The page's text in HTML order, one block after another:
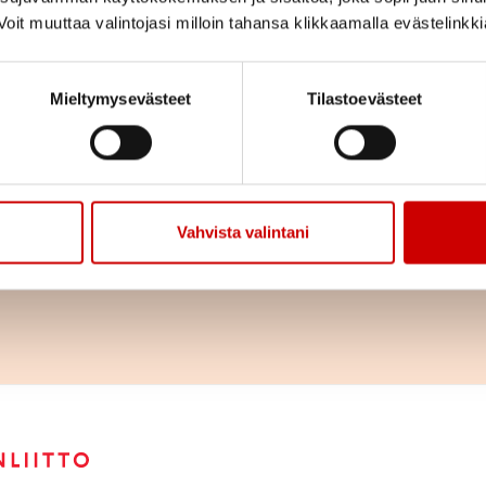
muuttaa valintojasi milloin tahansa klikkaamalla
Mieltymysevästeet Tilastoevästeet
Vahvista valintani
Jaa sivu Jaa Whatsapp
Jaa
keskusteluja varten jo klo 17.00.